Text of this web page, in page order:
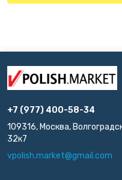
+7 (977) 400-58-34
109316, Москва,
32к7
vpolish.market@gmail.com